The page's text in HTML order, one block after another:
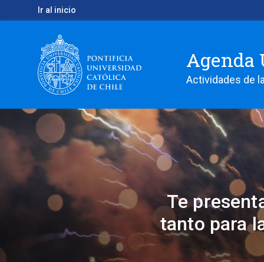
Ir al inicio
Agenda
Actividades de
Te
tanto para